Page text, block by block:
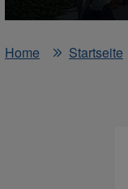
Home
Startseite